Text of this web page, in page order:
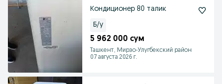
Кондиционер 80 талик
Б/у
5 962 000 сум
Ташкент, Мирзо-Улугбекский район
07 августа 2026 г.